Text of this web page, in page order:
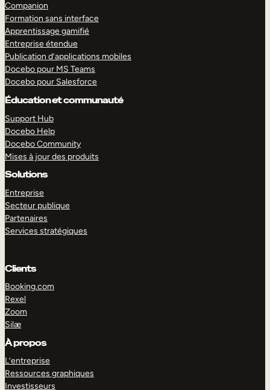
Companion
Formation sans interface
Apprentissage gamifié
Entreprise étendue
Publication d’applications mobiles
Docebo pour MS Teams
Docebo pour Salesforce
Éducation et communauté
Support Hub
Docebo Help
Docebo Community
Mises à jour des produits
Solutions
Entreprise
Secteur publique
Partenaires
Services stratégiques
Clients
Booking.com
Rexel
Zoom
Silæ
À propos
L’entreprise
Ressources graphiques
Investisseurs